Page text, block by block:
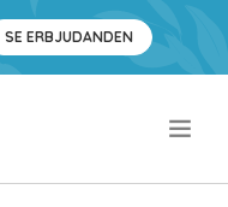
SE ERBJUDANDEN